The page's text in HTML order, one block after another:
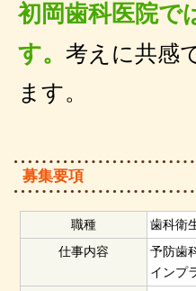
初岡歯科医院で
す。 考えに共感
ます。
募集要項
職種
歯科衛
仕事内容
予防歯
インプ